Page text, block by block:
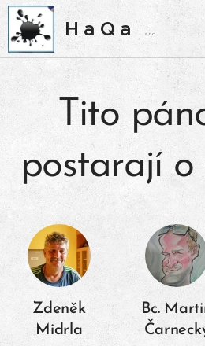
H a Q a s. r. o.
Tito
postarají o
Zdeněk
Midrla
Bc.